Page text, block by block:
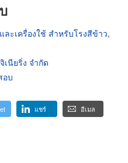
ะเครื่องใช้ สำหรับโรงสีข้าว,
เนียริ่ง จำกัด
อบ
แชร์ อีเมล